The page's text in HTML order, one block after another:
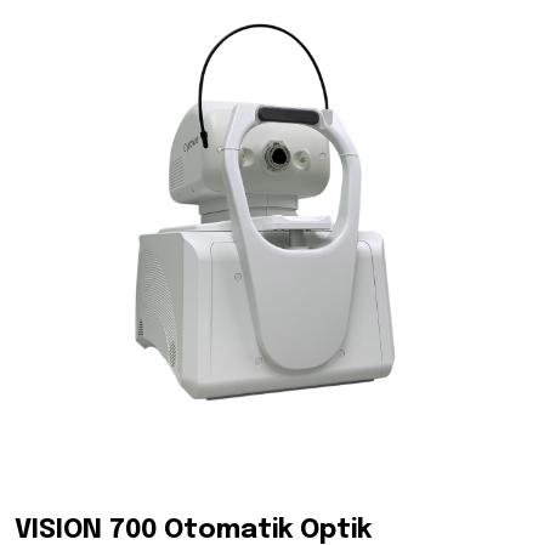
VISION 700 Otomatik Optik